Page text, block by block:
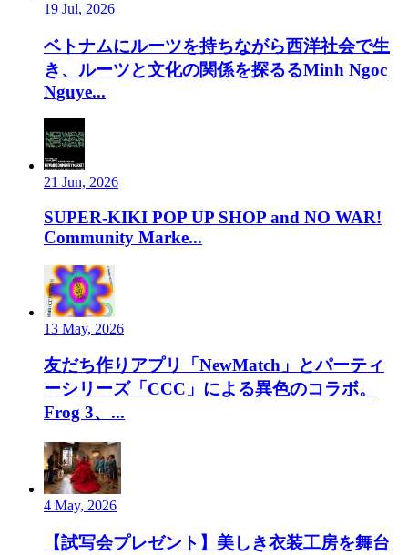
19 Jul, 2026
ベトナムにルーツを持ちながら西洋社会で生
き、ルーツと文化の関係を探るるMinh Ngoc
Nguye...
21 Jun, 2026
SUPER-KIKI POP UP SHOP and NO WAR!
Community Marke...
13 May, 2026
友だち作りアプリ「NewMatch」とパーティ
ーシリーズ「CCC」による異色のコラボ。
Frog 3、...
4 May, 2026
【試写会プレゼント】美しき衣装工房を舞台